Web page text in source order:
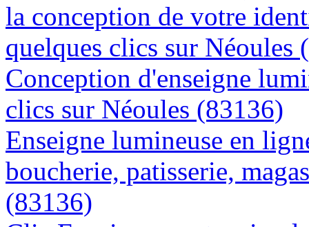
la conception de votre
quelques clics sur Néoules
Conception d'enseigne
clics sur Néoules (83136)
Enseigne lumineuse en
boucherie, patisserie,
(83136)